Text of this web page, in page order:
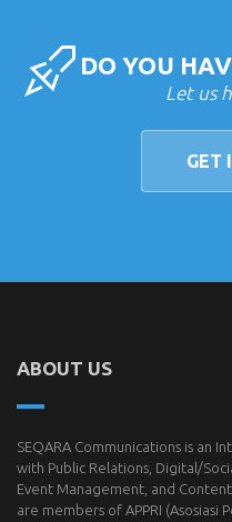
DO YOU
Let us
GET
ABOUT US
SEQARA Communications is an
with Public Relations, Digital/
Event Management, and
are members of APPRI (Asosiasi